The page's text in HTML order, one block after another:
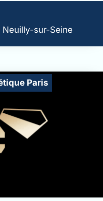
sur-Seine
Paris